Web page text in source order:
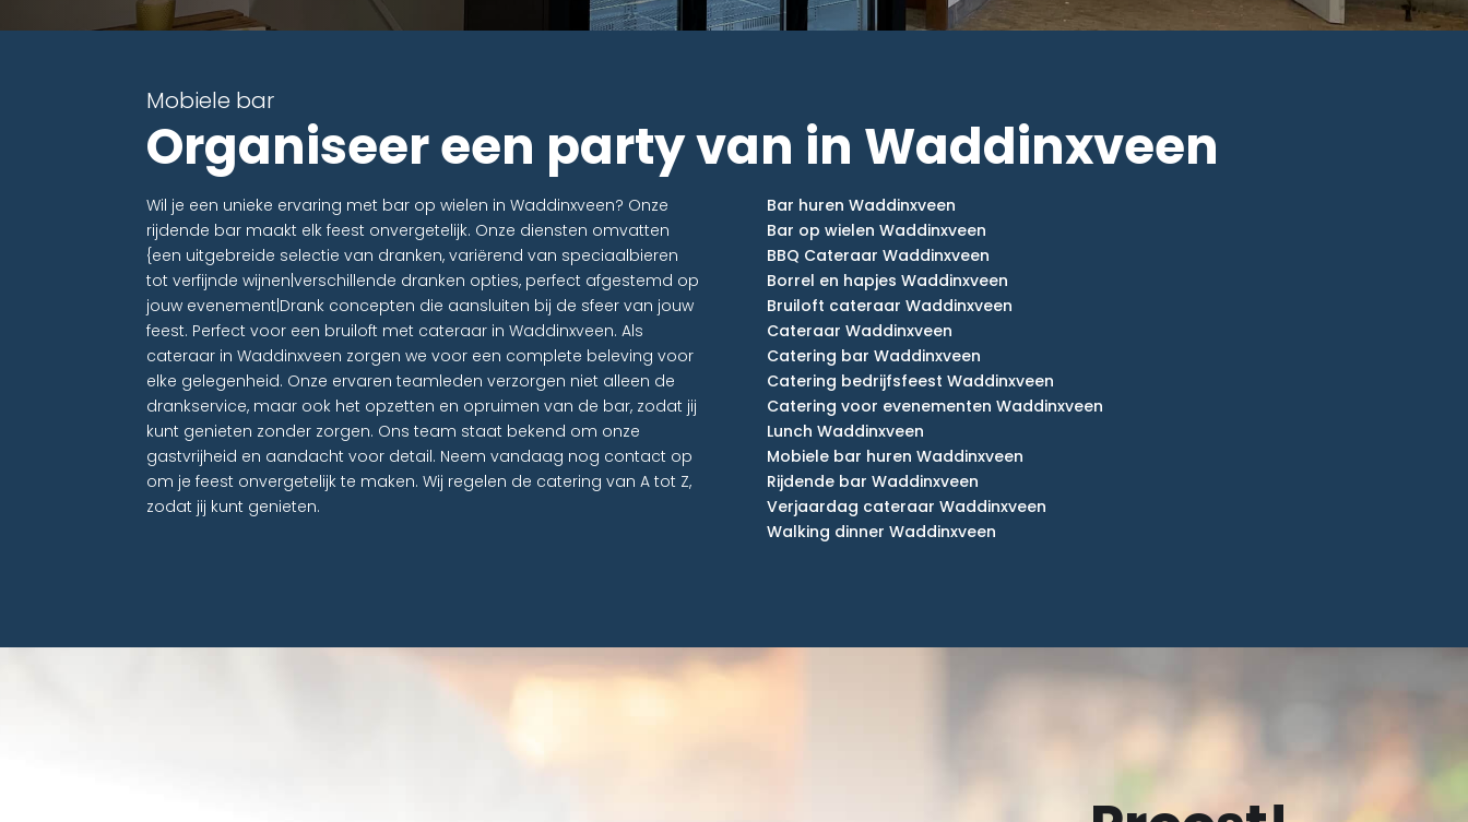
Mobiele bar
Organiseer een party van in Waddinxveen
Wil je een unieke ervaring met bar op wielen in Waddinxveen? Onze
rijdende bar maakt elk feest onvergetelijk. Onze diensten omvatten
{een uitgebreide selectie van dranken, variërend van speciaalbieren
tot verfijnde wijnen|verschillende dranken opties, perfect afgestemd op
jouw evenement|Drank concepten die aansluiten bij de sfeer van jouw
feest. Perfect voor een bruiloft met cateraar in Waddinxveen. Als
cateraar in Waddinxveen zorgen we voor een complete beleving voor
elke gelegenheid. Onze ervaren teamleden verzorgen niet alleen de
drankservice, maar ook het opzetten en opruimen van de bar, zodat jij
kunt genieten zonder zorgen. Ons team staat bekend om onze
gastvrijheid en aandacht voor detail. Neem vandaag nog contact op
om je feest onvergetelijk te maken. Wij regelen de catering van A tot Z,
zodat jij kunt genieten.
Bar huren Waddinxveen
Bar op wielen Waddinxveen
BBQ Cateraar Waddinxveen
Borrel en hapjes Waddinxveen
Bruiloft cateraar Waddinxveen
Cateraar Waddinxveen
Catering bar Waddinxveen
Catering bedrijfsfeest Waddinxveen
Catering voor evenementen Waddinxveen
Lunch Waddinxveen
Mobiele bar huren Waddinxveen
Rijdende bar Waddinxveen
Verjaardag cateraar Waddinxveen
Walking dinner Waddinxveen